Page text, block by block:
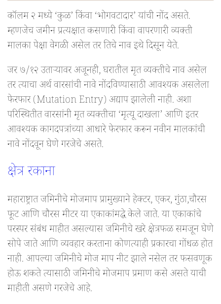
कॉलम २ मध्ये ‘कुळ’ किंवा ‘भोगवटादार’ यांची नोंद असते.
म्हणजेच जमीन प्रत्यक्षात कसणारी किंवा वापरणारी व्यक्ती
मालका पेक्षा वेगळी असेल तर तिचे नाव इथे दिसून येते.
जर ७/१२ उताऱ्यावर अजूनही, घरातील मृत व्यक्तीचे नाव असेल
तर त्याचा अर्थ वारसांची नावे नोंदविण्यासाठी आवश्यक असलेला
फेरफार (Mutation Entry) अद्याप झालेली नाही. अशा
परिस्थितीत वारसांनी मृत व्यक्तीचा ‘मृत्यू दाखला’ आणि इतर
आवश्यक कागदपत्रांच्या आधारे फेरफार करून नवीन मालकांची
नावे नोंदवून घेणे गरजेचे असते.
क्षेत्र रकाना
महाराष्ट्रात जमिनीचे मोजमाप प्रामुख्याने हेक्टर, एकर, गुंठा,चौरस
फूट आणि चौरस मीटर या एकाकांमद्धे केले जाते. या एकाकांचे
परस्पर संबंध माहीत असल्यास जमिनीचे खरे क्षेत्रफळ समजून घेणे
सोपे जाते आणि व्यवहार करताना कोणत्याही प्रकारचा गोंधळ होत
नाही. आपल्या जमिनीचे मोज माप नीट झाले नसेल तर फसवणूक
होऊ शकते त्यासाठी जमिनीचे मोजमाप प्रमाण कसे असते याची
माहीती असणे गरजेचे आहे.